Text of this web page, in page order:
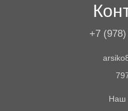
+7 (978)
Наш